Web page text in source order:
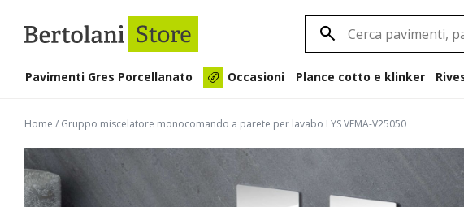
Pavimenti Gres Porcellanato Occasioni Plance cotto e klinker
Home / Gruppo miscelatore monocomando a parete per lavabo LYS VEMA-V25050